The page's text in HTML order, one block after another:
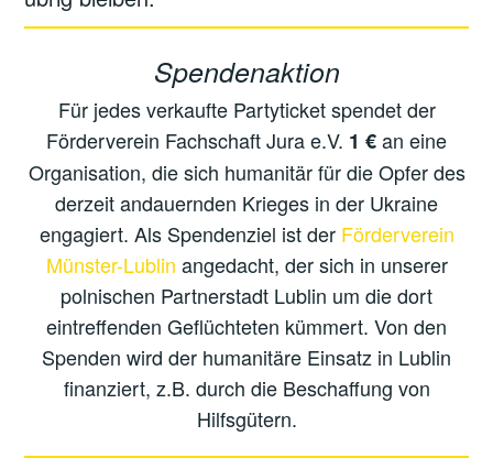
Spendenaktion
Für jedes verkaufte Partyticket spendet der
Förderverein Fachschaft Jura e.V. 1 €an eine
Organisation, die sich humanitär für die Opfer des
derzeit andauernden Krieges in der Ukraine
engagiert. Als Spendenziel ist der Förderverein
Münster-Lublin angedacht, der sich in unserer
polnischen Partnerstadt Lublin um die dort
eintreffenden Geflüchteten kümmert. Von den
Spenden wird der humanitäre Einsatz in Lublin
finanziert, z.B. durch die Beschaffung von
Hilfsgütern.